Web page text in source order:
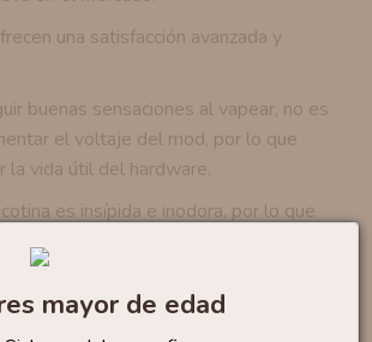
mayor de edad
una satisfacción avanzada y
buenas sensaciones al vapear, no es
el voltaje del mod, por lo que
la vida útil del hardware.
es insípida e inodora, por lo que
del aroma.